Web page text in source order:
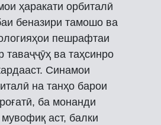
ҳаракати орбиталӣ
беназири тамошо ва
пешрафтаи
таваҷҷӯҳ ва таҳсинро
Синамои
на танҳо барои
ба монанди
мувофиқ аст, балки